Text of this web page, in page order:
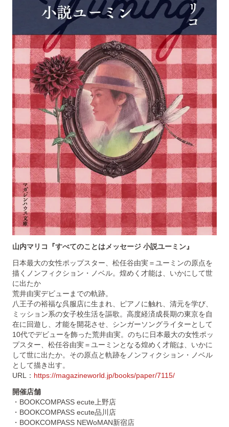
山内マリコ『すべてのことはメッセージ 小説ユーミン』
日本最大の女性ポップスター、松任谷由実＝ユーミンの原点を
描くノンフィクション・ノベル。煌めく才能は、いかにして世
に出たか
荒井由実デビューまでの軌跡。
八王子の裕福な呉服店に生まれ、ピアノに触れ、清元を学び、
ミッション系の女子校生活を謳歌。高度経済成長期の東京を自
在に回遊し、才能を開花させ、シンガーソングライターとして
10代でデビューを飾った荒井由実。のちに日本最大の女性ポッ
プスター、松任谷由実＝ユーミンとなる煌めく才能は、いかに
して世に出たか。その原点と軌跡をノンフィクション・ノベル
として描き出す。
URL： https://magazineworld.jp/books/paper/7115/
開催店舗
・BOOKCOMPASS ecute上野店
・BOOKCOMPASS ecute品川店
・BOOKCOMPASS NEWoMAN新宿店